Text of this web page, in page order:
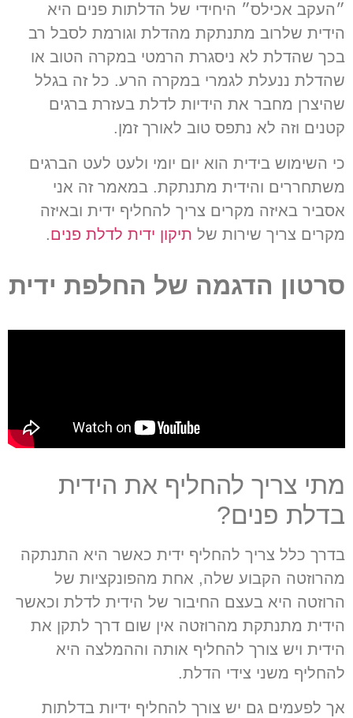
״העקב אכילס״ היחידי של הדלתות פנים היא
הידית שלרוב מתנתקת מהדלת וגורמת לסבל רב
בכך שהדלת לא ניסגרת הרמטי במקרה הטוב או
שהדלת ננעלת לגמרי במקרה הרע. כל זה בגלל
שהיצרן מחבר את הידיות לדלת בעזרת ברגים
קטנים וזה לא נתפס טוב לאורך זמן.
כי השימוש בידית הוא יום יומי ולעט לעט הברגים
משתחררים והידית מתנתקת. במאמר זה אני
אסביר באיזה מקרים צריך להחליף ידית ובאיזה
מקרים צריך שירות של תיקון ידית לדלת פנים.
סרטון הדגמה של החלפת ידית
מתי צריך להחליף את הידית
בדלת פנים?
בדרך כלל צריך להחליף ידית כאשר היא התנתקה
מהרוזטה הקבוע שלה, אחת מהפונקציות של
הרוזטה היא בעצם החיבור של הידית לדלת וכאשר
הידית מתנתקת מהרוזטה אין שום דרך לתקן את
הידית ויש צורך להחליף אותה וההמלצה היא
להחליף משני צידי הדלת.
אך לפעמים גם יש צורך להחליף ידיות בדלתות